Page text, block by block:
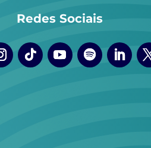
Redes Sociais